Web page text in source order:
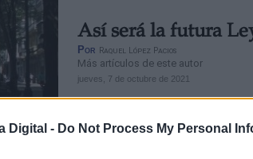
Digital - Do Not Process My Personal
Así será la futura
Por Raquel López Pacios
Más artículos de este autor
jueves, 7 de octubre de 2021